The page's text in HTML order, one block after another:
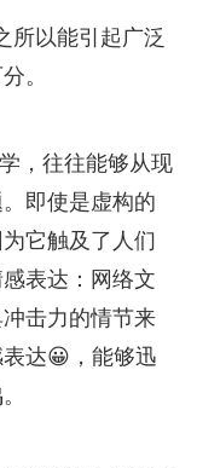
所以能引起广泛
。
，往往能够从现
即使是虚构的
它触及了人们
表达：网络文
击力的情节来
达😀，能够迅